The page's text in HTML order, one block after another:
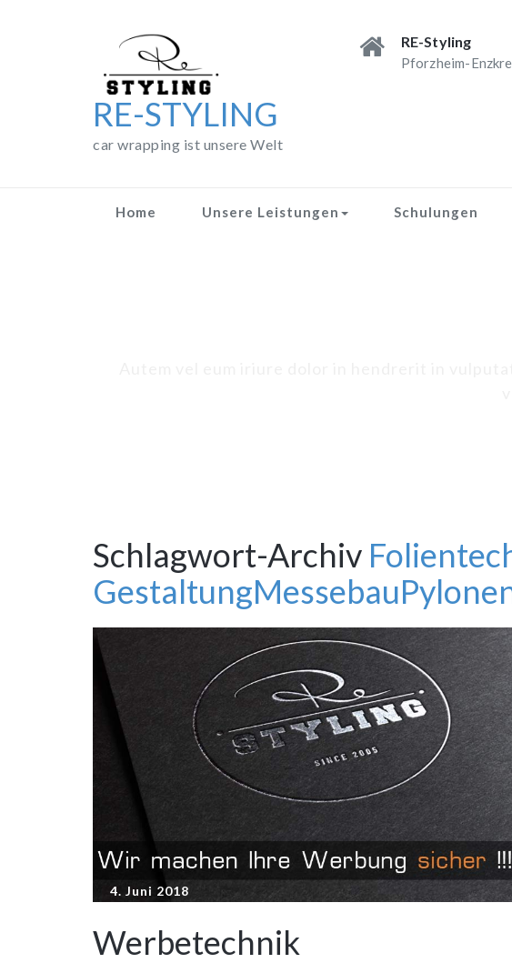
RE-STYLING
car wrapping ist unsere Welt
RE-Styling
Pforzheim-
Home Unsere Leistungen Schulungen
Schlagwort-Archiv
GestaltungMessebau
4. Juni 2018
Werbetechnik